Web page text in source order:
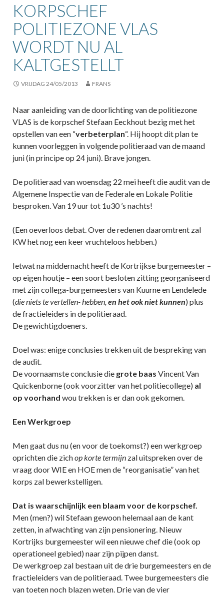
KORPSCHEF
POLITIEZONE VLAS
WORDT NU AL
KALTGESTELLT
VRIJDAG 24/05/2013 FRANS
Naar aanleiding van de doorlichting van de politiezone
VLAS is de korpschef Stefaan Eeckhout bezig met het
opstellen van een “verbeterplan“. Hij hoopt dit plan te
kunnen voorleggen in volgende politieraad van de maand
juni (in principe op 24 juni). Brave jongen.
De politieraad van woensdag 22 mei heeft die audit van de
Algemene Inspectie van de Federale en Lokale Politie
besproken. Van 19 uur tot 1u30 ’s nachts!
(Een oeverloos debat. Over de redenen daaromtrent zal
KW het nog een keer vruchteloos hebben.)
Ietwat na middernacht heeft de Kortrijkse burgemeester –
op eigen houtje – een soort besloten zitting georganiseerd
met zijn collega-burgemeesters van Kuurne en Lendelede
(die niets te vertellen- hebben, en het ook niet kunnen) plus
de fractieleiders in de politieraad.
De gewichtigdoeners.
Doel was: enige conclusies trekken uit de bespreking van
de audit.
De voornaamste conclusie die grote baas Vincent Van
Quickenborne (ook voorzitter van het politiecollege) al
op voorhand wou trekken is er dan ook gekomen.
Een Werkgroep
Men gaat dus nu (en voor de toekomst?) een werkgroep
oprichten die zichop korte termijn zal uitspreken over de
vraag door WIE en HOE men de “reorganisatie” van het
korps zal bewerkstelligen.
Dat is waarschijnlijk een blaam voor de korpschef.
Men (men?) wil Stefaan gewoon helemaal aan de kant
zetten, in afwachting van zijn pensionering. Nieuw
Kortrijks burgemeester wil een nieuwe chef die (ook op
operationeel gebied) naar zijn pijpen danst.
De werkgroep zal bestaan uit de drie burgemeesters en de
fractieleiders van de politieraad. Twee burgemeesters die
van toeten noch blazen weten. Drie van de vier